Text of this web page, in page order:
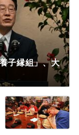
子縁組」、大